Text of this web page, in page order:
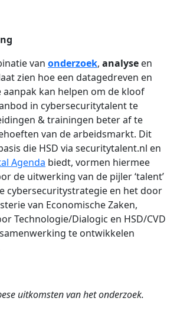
van onderzoek, analyse en
zien hoe een datagedreven en
kan helpen om de kloof
in cybersecuritytalent te
& trainingen beter af te
van de arbeidsmarkt. Dit
die HSD via securitytalent.nl en
Agenda biedt, vormen hiermee
de uitwerking van de pijler ‘talent’
cybersecuritystrategie en het door
van Economische Zaken,
Technologie/Dialogic en HSD/CVD
te ontwikkelen
uitkomsten van het onderzoek.